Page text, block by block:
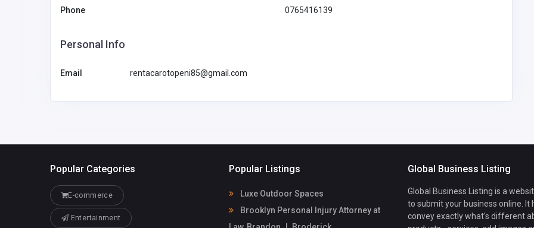
Phone 0765416139
Personal Info
Email rentacarotopeni85@gmail.com
Popular Categories
E-commerce
Entertainment
Popular Listings
Luxe Outdoor Spaces
Brooklyn Personal Injury Attorney at
Global Business Listing
Global Business Listing is a
to submit your business online. It
convey exactly what's different